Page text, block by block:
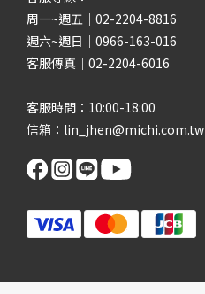
周一~週五｜02-2204-8816
週六~週日｜0966-163-016
客服傳真｜02-2204-6016
客服時間：10:00-18:00
信箱：lin_jhen@michi.com.tw